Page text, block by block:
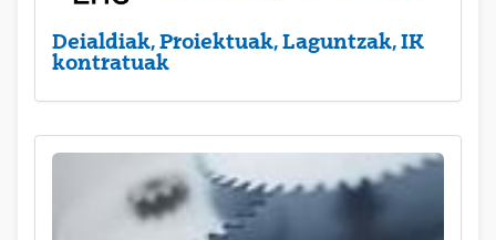
Deialdiak, Proiektuak, Laguntzak, IK
kontratuak